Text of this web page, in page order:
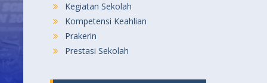
Kegiatan Sekolah
Kompetensi Keahlian
Prakerin
Prestasi Sekolah